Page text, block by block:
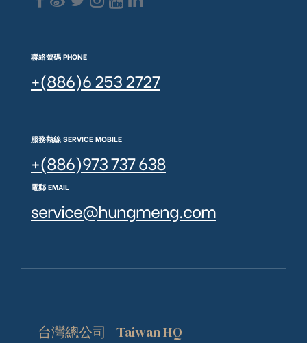
聯絡號碼 PHONE
+(886)6 253 2727
服務熱線 SERVICE MOBILE
+(886)973 737 638
電郵 EMAIL
service@hungmeng.com
台灣總公司 - Taiwan HQ